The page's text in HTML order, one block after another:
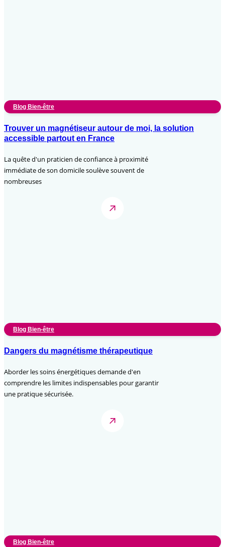
Blog Bien-être
Trouver un magnétiseur autour de moi, la solution
accessible partout en France
La quête d'un praticien de confiance à proximité
immédiate de son domicile soulève souvent de
nombreuses
Blog Bien-être
Dangers du magnétisme thérapeutique
Aborder les soins énergétiques demande d'en
comprendre les limites indispensables pour garantir
une pratique sécurisée.
Blog Bien-être